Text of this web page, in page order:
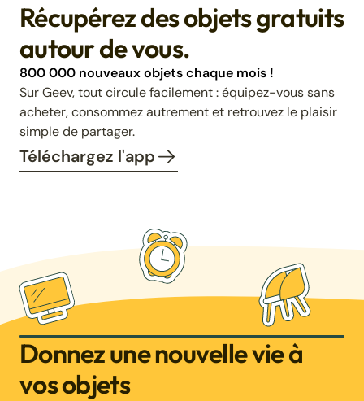
Récupérez des objets gratuits
autour de vous.
800 000 nouveaux objets chaque mois !
Sur Geev, tout circule facilement : équipez-vous sans
acheter, consommez autrement et retrouvez le plaisir
simple de partager.
Téléchargez l'app
Donnez une nouvelle vie à
vos objets